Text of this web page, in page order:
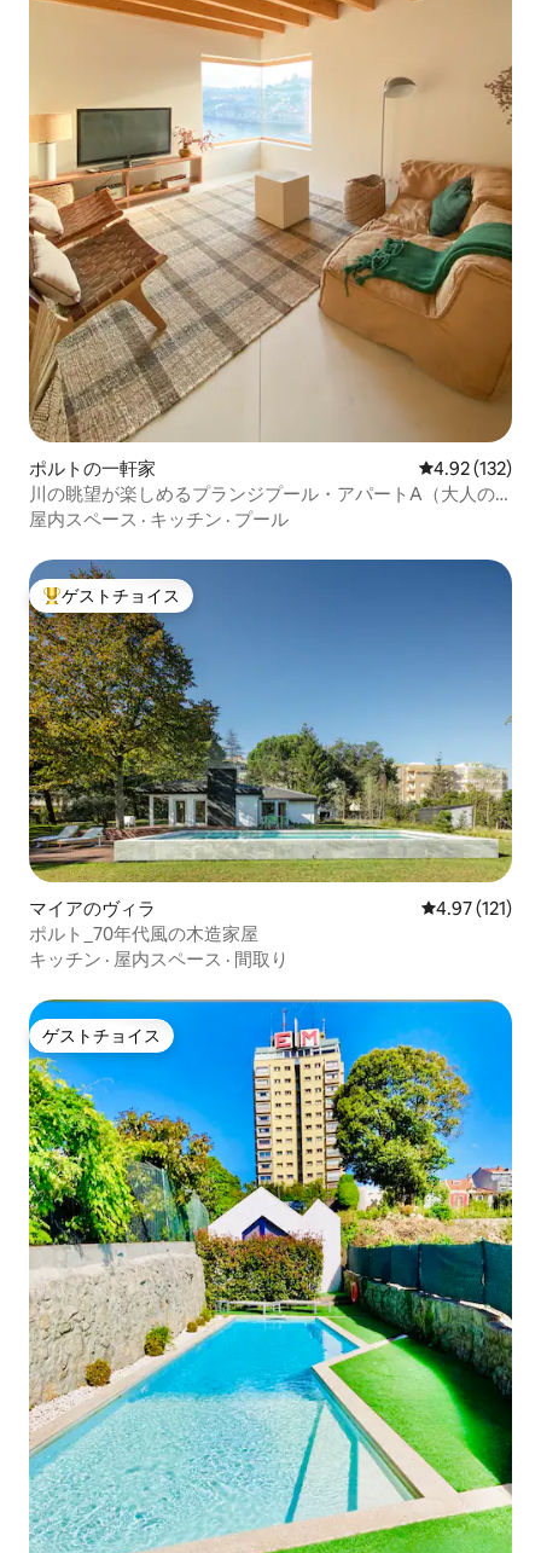
ポルトの一軒家 レビュー132
4.92 (132)
川の眺望が楽しめるプランジプール・アパートA（大人の
み）
屋内スペース · キッチン · プール
大好評のゲストチョイスです。
ゲストチョイス
マイアのヴィラ レビュー121
4.97 (121)
ポルト_70年代風の木造家屋
キッチン · 屋内スペース · 間取り
ゲストチョイス
ゲストチョイス